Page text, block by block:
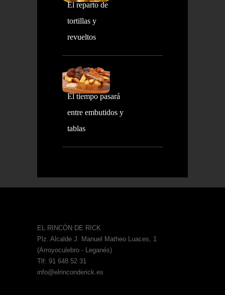
El reparto de
tortillas y
revueltos
El tiempo pasará
entre embutidos y
tablas
EL RINCÓN DE RICK
Plz. Alcalde J. Manuel Matheo Luaces, 1
(Arroyoculebro - Leganés)
Tlf: 91 648 52 31
info@elrinconderick.es